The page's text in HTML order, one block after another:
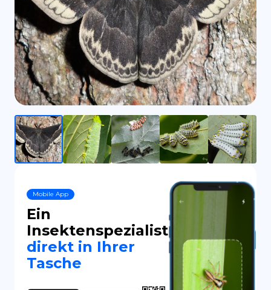
Mobile App
Ein
Insektenspezialist
direkt in Ihrer
Tasche